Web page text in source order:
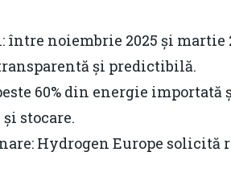
între noiembrie 2025 și
și predictibilă.
60% din energie
stocare.
Hydrogen Europe